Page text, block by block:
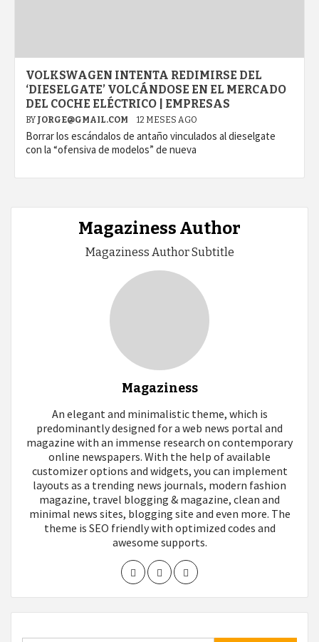
VOLKSWAGEN INTENTA REDIMIRSE DEL
‘DIESELGATE’ VOLCÁNDOSE EN EL MERCADO
DEL COCHE ELÉCTRICO | EMPRESAS
BY JORGE@GMAIL.COM 12 MESES AGO
Borrar los escándalos de antaño vinculados al dieselgate
con la “ofensiva de modelos” de nueva
Magaziness Author
Magaziness Author Subtitle
Magaziness
An elegant and minimalistic theme, which is
predominantly designed for a web news portal and
magazine with an immense research on contemporary
online newspapers. With the help of available
customizer options and widgets, you can implement
layouts as a trending news journals, modern fashion
magazine, travel blogging & magazine, clean and
minimal news sites, blogging site and even more. The
theme is SEO friendly with optimized codes and
awesome supports.